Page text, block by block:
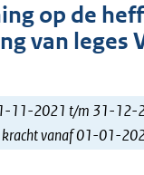
op de
van leges
11-2021 t/m 31-12-
kracht vanaf 01-01-